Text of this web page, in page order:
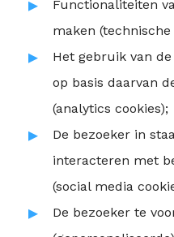
Functionaliteiten
maken
Het gebruik van
op basis daarvan
(analytics cookies);
De bezoeker in
interacteren met
(social media
De bezoeker te